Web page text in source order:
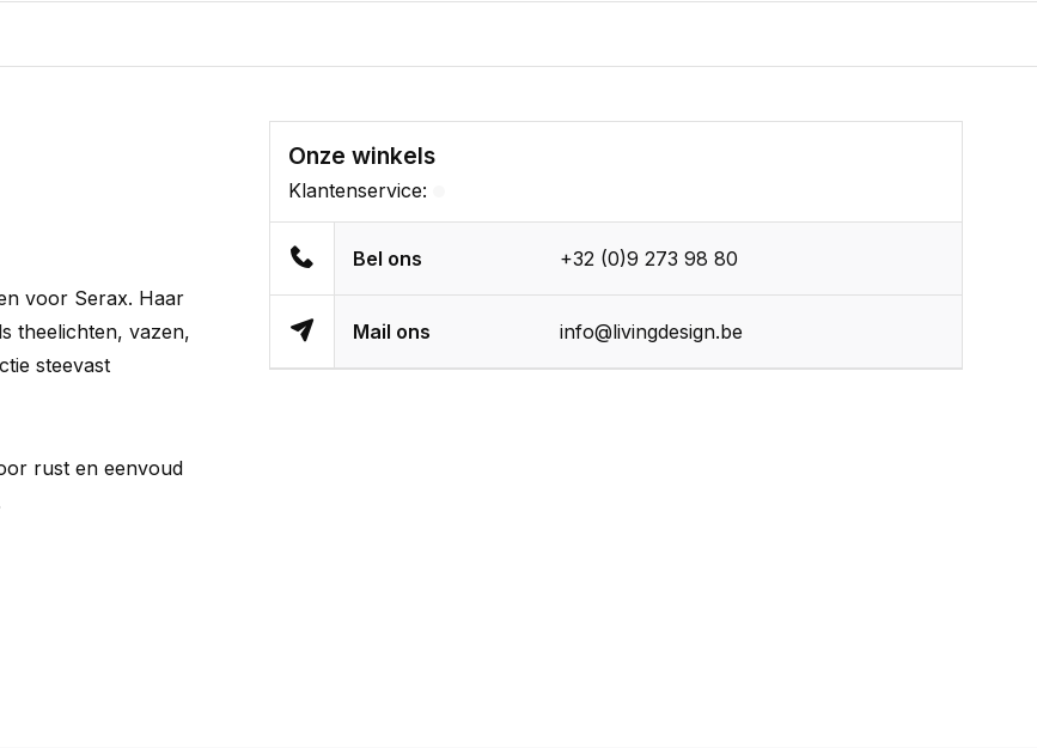
voor Serax. Haar
theelichten, vazen,
steevast
rust en eenvoud
Onze winkels
Klantenservice:
Bel ons +32 (0)9 273 98 80
Mail ons info@livingdesign.be